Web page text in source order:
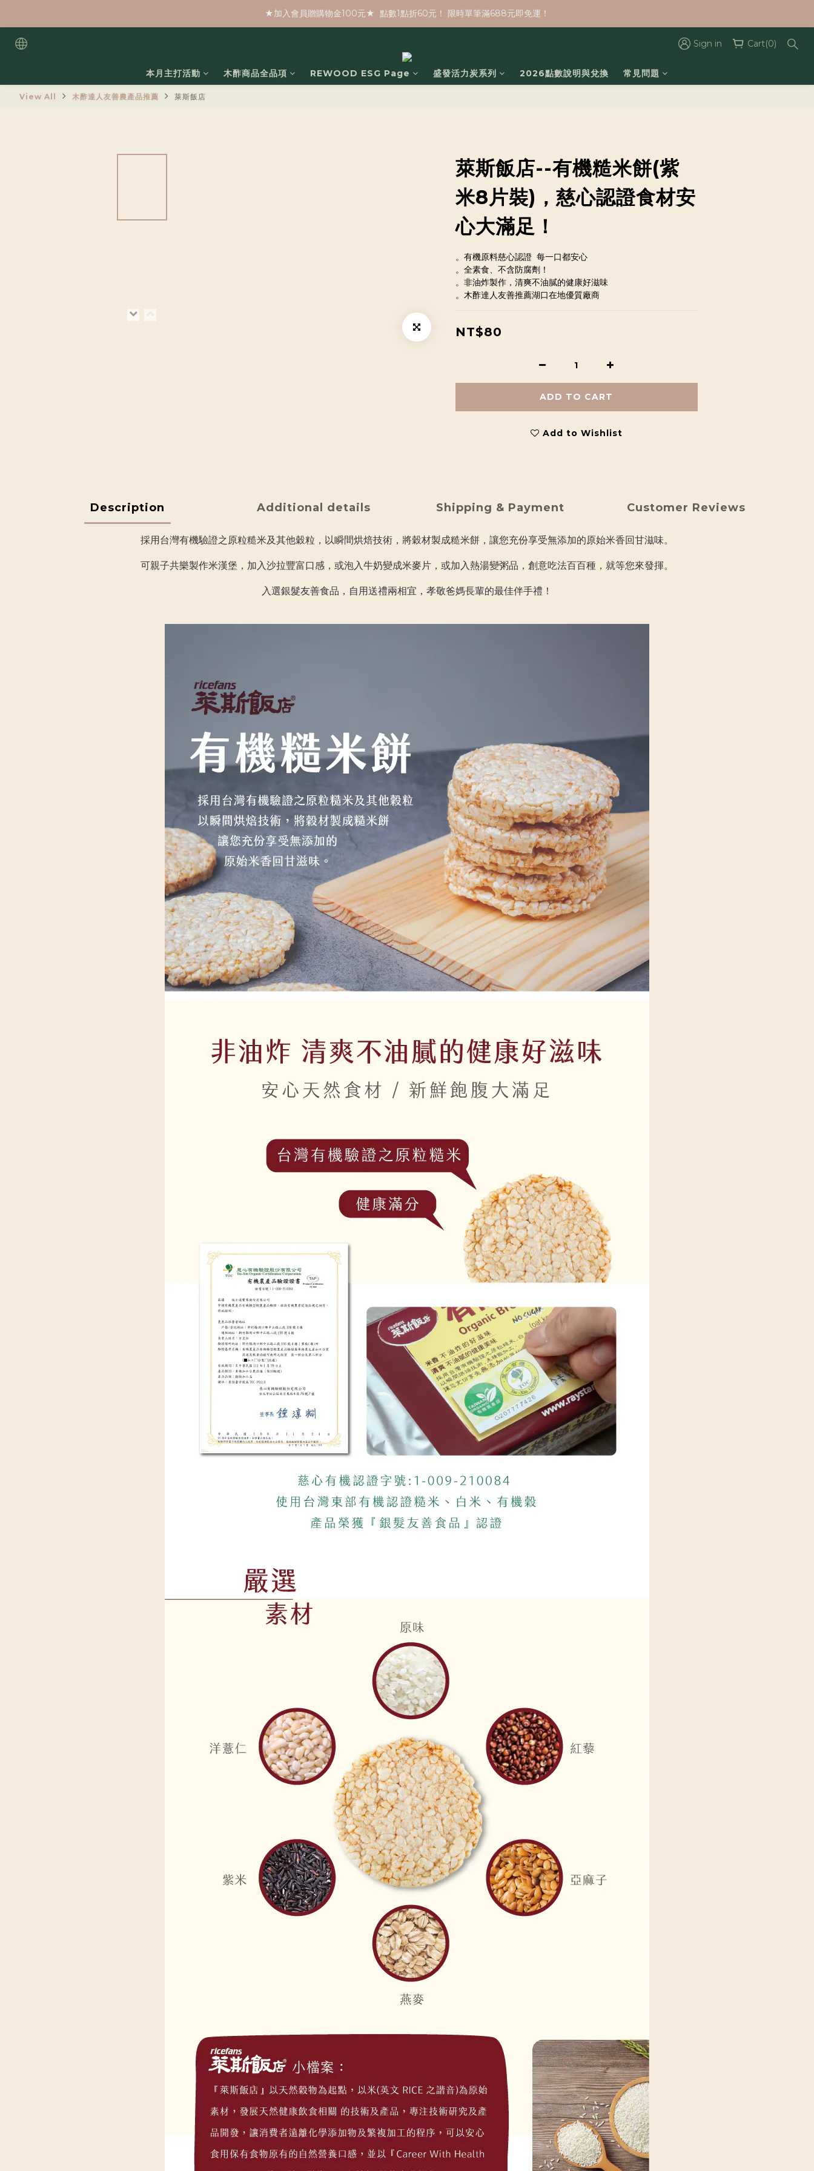
★加入會員贈購物金100元★  點數1點折60元！ 限時單筆滿688元即免運！
Sign in Cart(0)
本月主打活動 木酢商品全品項 REWOOD ESG Page 盛發活力炭系列 2026點數說明與兌換 常見問題
View All 木酢達人友善農產品推薦 萊斯飯店
萊斯飯店--有機糙米餅(紫
米8片裝)，慈心認證食材安
心大滿足！
。有機原料慈心認證  每一口都安心
。全素食、不含防腐劑！
。非油炸製作，清爽不油膩的健康好滋味
。木酢達人友善推薦湖口在地優質廠商
NT$80
ADD TO CART
Add to Wishlist
Description Additional details Shipping & Payment Customer Reviews
採用台灣有機驗證之原粒糙米及其他穀粒，以瞬間烘焙技術，將穀材製成糙米餅，讓您充份享受無添加的原始米香回甘滋味。
可親子共樂製作米漢堡，加入沙拉豐富口感，或泡入牛奶變成米麥片，或加入熱湯變粥品，創意吃法百百種，就等您來發揮。
入選銀髮友善食品，自用送禮兩相宜，孝敬爸媽長輩的最佳伴手禮！